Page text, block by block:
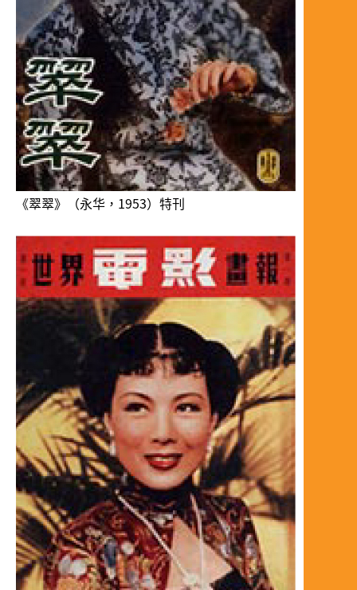
《翠翠》（永华，1953）特刊